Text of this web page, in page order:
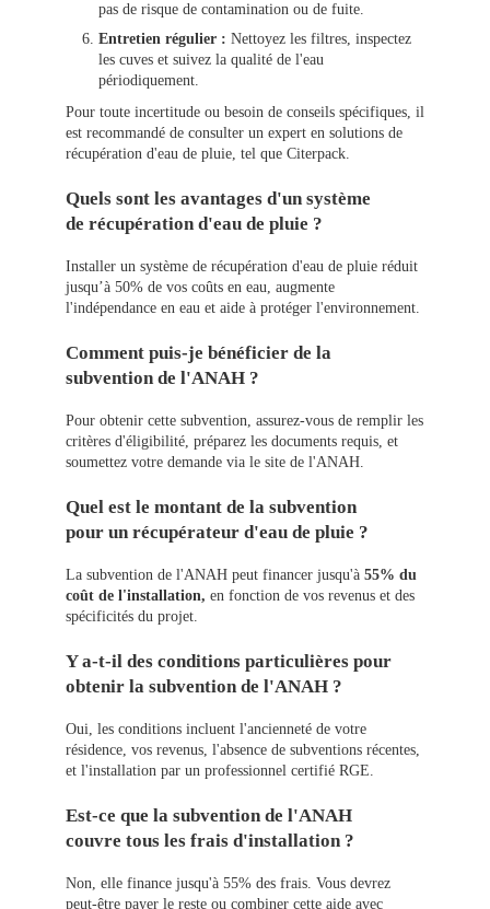
pas de risque de contamination ou de fuite.
Entretien régulier : Nettoyez les filtres, inspectez
les cuves et suivez la qualité de l'eau
périodiquement.
Pour toute incertitude ou besoin de conseils spécifiques, il
est recommandé de consulter un expert en solutions de
récupération d'eau de pluie, tel que Citerpack.
Quels sont les avantages d'un système
de récupération d'eau de pluie ?
Installer un système de récupération d'eau de pluie réduit
jusqu’à 50% de vos coûts en eau, augmente
l'indépendance en eau et aide à protéger l'environnement.
Comment puis-je bénéficier de la
subvention de l'ANAH ?
Pour obtenir cette subvention, assurez-vous de remplir les
critères d'éligibilité, préparez les documents requis, et
soumettez votre demande via le site de l'ANAH.
Quel est le montant de la subvention
pour un récupérateur d'eau de pluie ?
La subvention de l'ANAH peut financer jusqu'à 55% du
coût de l'installation, en fonction de vos revenus et des
spécificités du projet.
Y a-t-il des conditions particulières pour
obtenir la subvention de l'ANAH ?
Oui, les conditions incluent l'ancienneté de votre
résidence, vos revenus, l'absence de subventions récentes,
et l'installation par un professionnel certifié RGE.
Est-ce que la subvention de l'ANAH
couvre tous les frais d'installation ?
Non, elle finance jusqu'à 55% des frais. Vous devrez
peut-être payer le reste ou combiner cette aide avec